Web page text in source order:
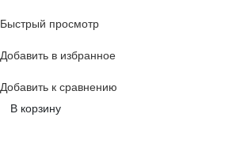
Быстрый просмотр
Добавить в избранное
Добавить к сравнению
В корзину